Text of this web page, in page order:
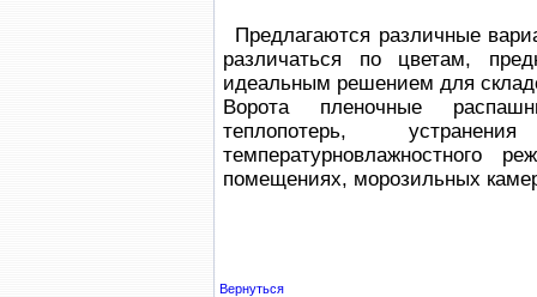
Предлагаются различные
различаться по цветам,
идеальным решением для
Ворота пленочные
теплопотерь,
температурновлажностного
помещениях, морозильных
Вернуться